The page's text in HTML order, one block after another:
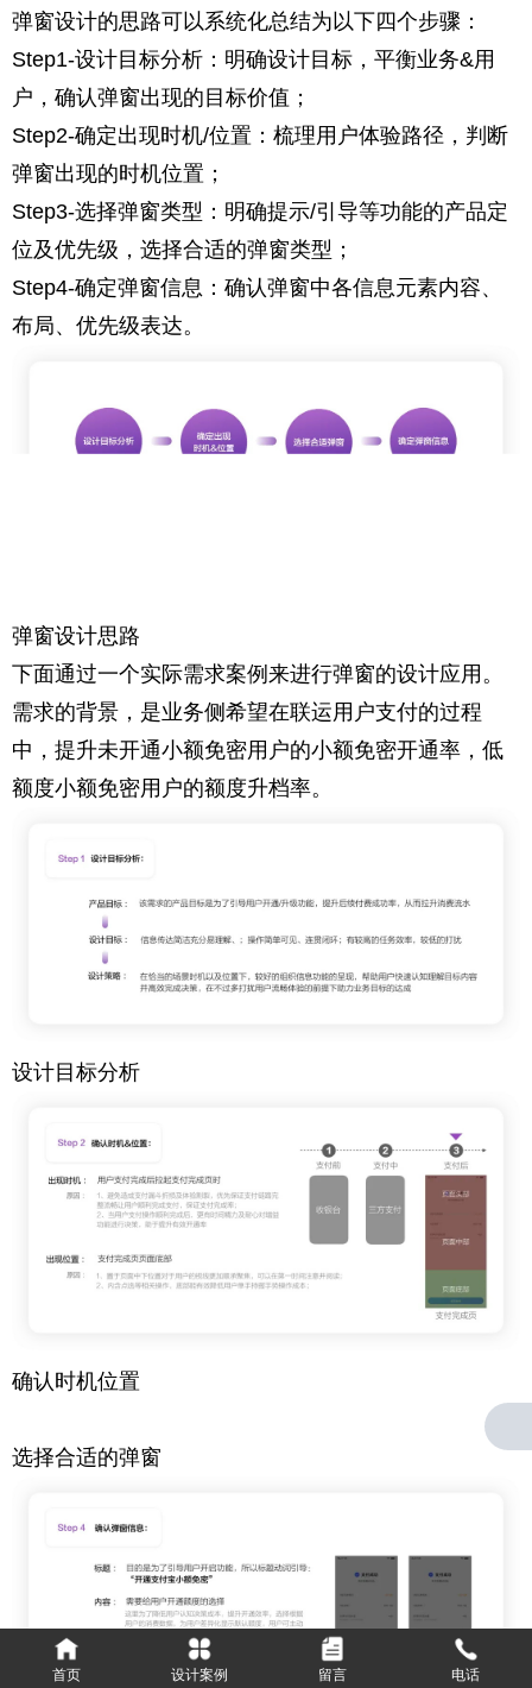
弹窗设计的思路可以系统化总结为以下四个步骤：
Step1-设计目标分析：明确设计目标，平衡业务&用
户，确认弹窗出现的目标价值；
Step2-确定出现时机/位置：梳理用户体验路径，判断
弹窗出现的时机位置；
Step3-选择弹窗类型：明确提示/引导等功能的产品定
位及优先级，选择合适的弹窗类型；
Step4-确定弹窗信息：确认弹窗中各信息元素内容、
布局、优先级表达。
弹窗设计思路
下面通过一个实际需求案例来进行弹窗的设计应用。
需求的背景，是业务侧希望在联运用户支付的过程
中，提升未开通小额免密用户的小额免密开通率，低
额度小额免密用户的额度升档率。
设计目标分析
确认时机位置
选择合适的弹窗
首页 设计案例 留言 电话